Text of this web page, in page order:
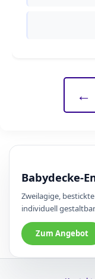
←
Babydecke-
Zweilagige,
individuell
Zum Angebot